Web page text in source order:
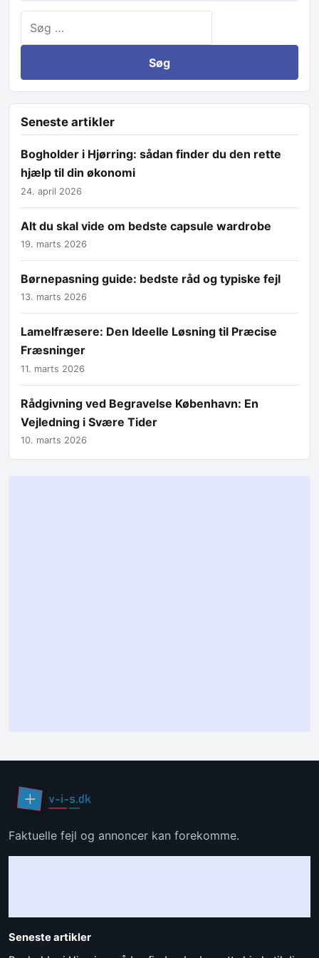
Seneste artikler
Bogholder i Hjørring: sådan finder du den rette
hjælp til din økonomi
24. april 2026
Alt du skal vide om bedste capsule wardrobe
19. marts 2026
Børnepasning guide: bedste råd og typiske fejl
13. marts 2026
Lamelfræsere: Den Ideelle Løsning til Præcise
Fræsninger
11. marts 2026
Rådgivning ved Begravelse København: En
Vejledning i Svære Tider
10. marts 2026
Faktuelle fejl og annoncer kan forekomme.
Seneste artikler